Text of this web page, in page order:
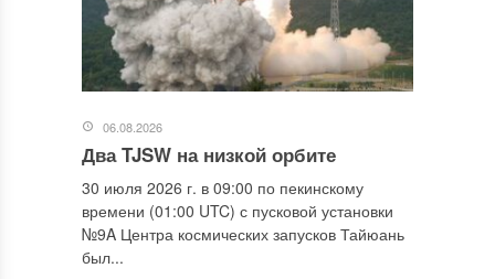
06.08.2026
Два TJSW на низкой орбите
30 июля 2026 г. в 09:00 по пекинскому
времени (01:00 UTC) с пусковой установки
№9A Центра космических запусков Тайюань
был...